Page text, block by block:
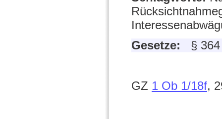
Gesetze:
§
GZ 1 Ob 1/18f,